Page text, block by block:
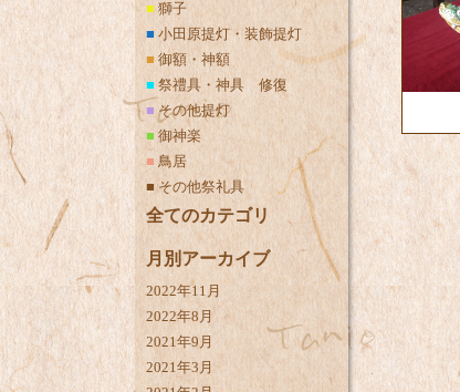
■ 獅子
■ 小田原提灯・装飾提灯
■ 御額・神額
■ 祭禮具・神具 修復
■ その他提灯
■ 御神楽
■ 鳥居
■ その他祭礼具
全てのカテゴリ
月別アーカイブ
2022年11月
2022年8月
2021年9月
2021年3月